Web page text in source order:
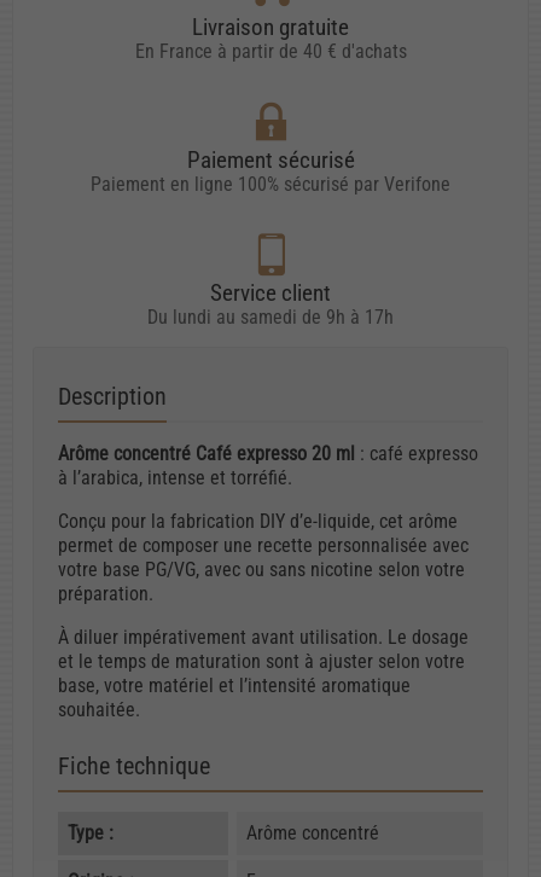
Livraison gratuite
En France à partir de 40 € d'achats
Paiement sécurisé
Paiement en ligne 100% sécurisé par Verifone
Service client
Du lundi au samedi de 9h à 17h
Description
Arôme concentré Café expresso 20 ml : café expresso
à l’arabica, intense et torréfié.
Conçu pour la fabrication DIY d’e-liquide, cet arôme
permet de composer une recette personnalisée avec
votre base PG/VG, avec ou sans nicotine selon votre
préparation.
À diluer impérativement avant utilisation. Le dosage
et le temps de maturation sont à ajuster selon votre
base, votre matériel et l’intensité aromatique
souhaitée.
Fiche technique
Type : Arôme concentré